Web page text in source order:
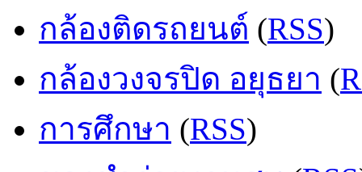
กล้องติดรถยนต์ (RSS)
กล้องวงจรปิด อยุธยา (
การศึกษา (RSS)